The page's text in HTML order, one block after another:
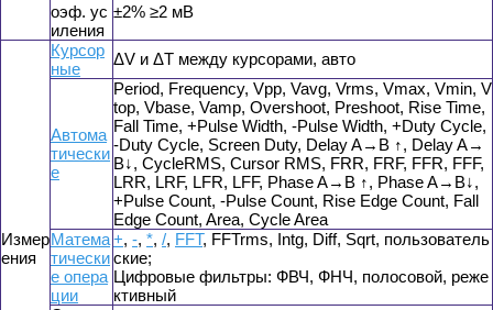
оэф. ус
иления
±2% ≥2 мВ
Измер
ения
Курсор
ные
ΔV и ΔT между курсорами, авто
Автома
тически
е
Period, Frequency, Vpp, Vavg, Vrms, Vmax, Vmin, V
top, Vbase, Vamp, Overshoot, Preshoot, Rise Time,
Fall Time, +Pulse Width, -Pulse Width, +Duty Cycle,
-Duty Cycle, Screen Duty, Delay A→B ↑, Delay A→
B↓, CycleRMS, Cursor RMS, FRR, FRF, FFR, FFF,
LRR, LRF, LFR, LFF, Phase A→B ↑, Phase A→B↓,
+Pulse Count, -Pulse Count, Rise Edge Count, Fall
Edge Count, Area, Cycle Area
Матема
тически
е опера
ции
+, -, *, /, FFT, FFTrms, Intg, Diff, Sqrt, пользователь
ские;
Цифровые фильтры: ФВЧ, ФНЧ, полосовой, реже
ктивный